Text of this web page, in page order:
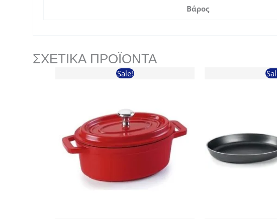
Βάρος
ΣΧΕΤΙΚΆ ΠΡΟΪΌΝΤΑ
Sale!